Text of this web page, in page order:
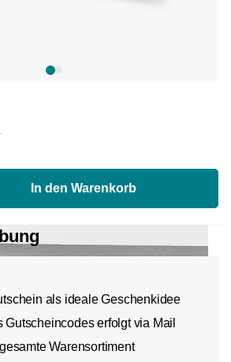
In den Warenkorb
als ideale Geschenkidee
erfolgt via Mail
Warensortiment